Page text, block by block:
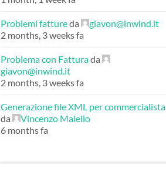
Problemi fattureda
giavon@inwind.it
2 months, 3 weeks fa
Problema con Fatturada
giavon@inwind.it
2 months, 3 weeks fa
Generazione file XML per commercialista
da
Vincenzo Maiello
6 months fa